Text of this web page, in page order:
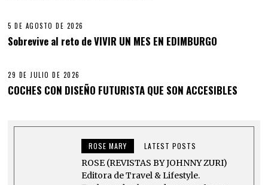
5 DE AGOSTO DE 2026
Sobrevive al reto de VIVIR UN MES EN EDIMBURGO
29 DE JULIO DE 2026
COCHES CON DISEÑO FUTURISTA QUE SON ACCESIBLES
ROSE MARY LATEST POSTS
ROSE (REVISTAS BY JOHNNY ZURI)
Editora de Travel & Lifestyle.